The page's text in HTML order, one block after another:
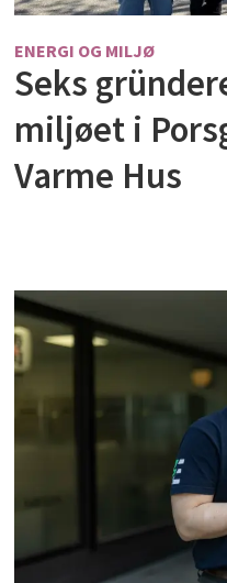
ENERGI OG MILJØ
Seks
miljøet i
Varme Hus